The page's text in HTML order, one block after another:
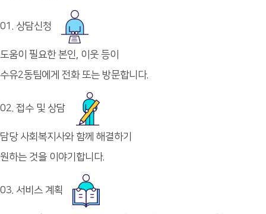
01. 상담신청
도움이 필요한 본인, 이웃 등이
수유2동팀에게 전화 또는 방문합니다.
02. 접수 및 상담
담당 사회복지사와 함께 해결하기
원하는 것을 이야기합니다.
03. 서비스 계획